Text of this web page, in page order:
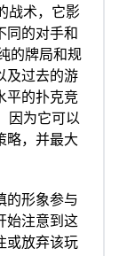
战术，它影
同的对手和
的牌局和规
及过去的游
平的扑克竞
因为它可以
略，并最大
的形象参与
始注意到这
或放弃该玩